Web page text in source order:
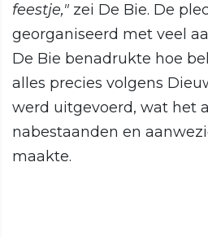
feestje," zei De Bie. De
georganiseerd met veel
De Bie benadrukte hoe
alles precies volgens
werd uitgevoerd, wat het
nabestaanden en
maakte.